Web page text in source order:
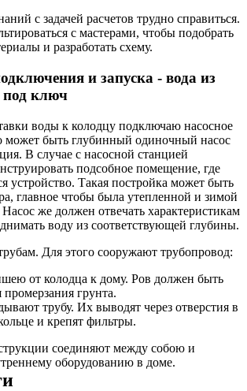
с задачей расчетов трудно справиться.
с мастерами, чтобы подобрать
и разработать схему.
и запуска - вода из
под ключ
воды к колодцу подключаю насосное
может быть глубинный одиночный насос
В случае с насосной станцией
подсобное помещение, где
устройство. Такая постройка может быть
главное чтобы была утепленной и зимой
Насос же должен отвечать характеристикам
воду из соответствующей глубины.
Для этого сооружают трубопровод:
от колодца к дому. Ров должен быть
грунта.
трубу. Их выводят через отверстия в
и крепят фильтры.
соединяют между собою и
оборудованию в доме.